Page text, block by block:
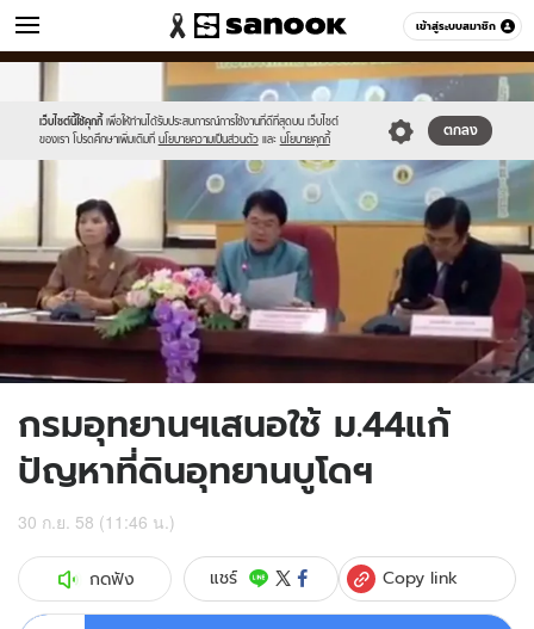
เข้าสู่ระบบสมาชิก
ข่าว หมวดอื่นๆ
เว็บไซต์นี้ใช้คุกกี้ เพื่อให้ท่านได้รับประสบการณ์การใช้งานที่ดีที่สุดบน เว็บไซต์
ของเรา โปรดศึกษาเพิ่มเติมที่ นโยบายความเป็นส่วนตัว และ นโยบายคุกกี้
ตกลง
//s.isanook.com/sr/0/images/logo-
new-
sanook.png
//s.isanook.com/ns/0/ud/374/1874162/649241-
01.jpg
กรมอุทยานฯเสนอใช้ ม.44แก้
ปัญหาที่ดินอุทยานบูโดฯ
30 ก.ย. 58 (11:46 น.)
กดฟัง แชร์ Copy link